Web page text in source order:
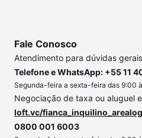
Fale Conosco
Atendimento para dúvidas
Telefone e WhatsApp: +55 11
Segunda-feira a sexta-feira das 9:00
Negociação de taxa ou aluguel
loft.vc/
0800 001 6003